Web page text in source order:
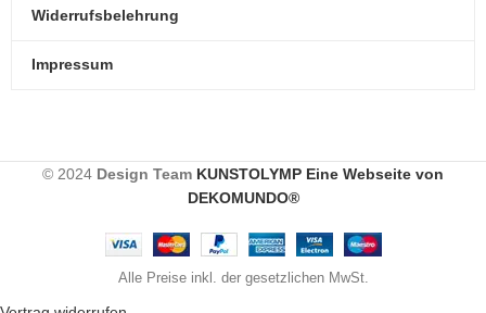
Widerrufsbelehrung
Impressum
© 2024 Design Team KUNSTOLYMP Eine Webseite von
DEKOMUNDO®
Alle Preise inkl. der gesetzlichen MwSt.